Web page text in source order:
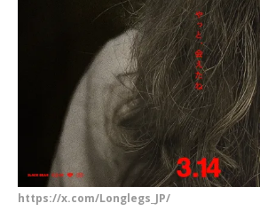
https://x.com/Longlegs_JP/